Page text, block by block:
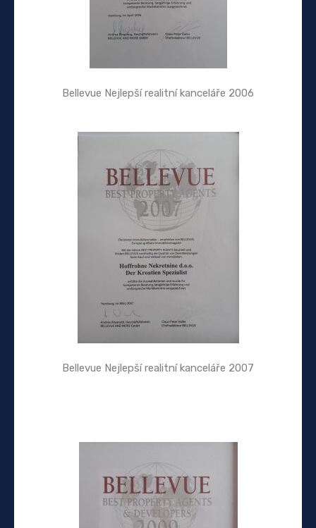
Bellevue Nejlepší realitní kanceláře 2006
Bellevue Nejlepší realitní kanceláře 2007